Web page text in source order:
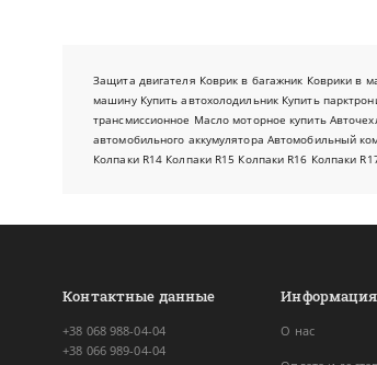
Защита двигателя Коврик в багажник Коврики в
машину Купить автохолодильник Купить
трансмиссионное Масло моторное купить
автомобильного аккумулятора Автомобильный
Колпаки R14 Колпаки R15 Колпаки R16 Колпаки
Контактные данные
+38 068 988-04-04
+38 066 989-04-04
Информация
О нас